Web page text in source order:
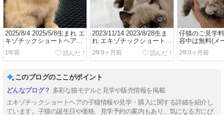
2025/8/4 2025/5/8生まれ エ
キゾチックショートヘアー
レッド 男の子 現在の価
格。飼い主様募集中です
1年前
2023/11/14 2023/8/28生ま
れ エキゾチックショートヘ
アー トーティーポイント
女の子２頭 現在の価格。飼
い主様募集中です。
2年9ヶ月前
仔猫のご見学
容中は無料(メ
必須)
2年9ヶ月前
このブログのここがポイント
多彩な猫モデルと見学や販売情報を掲載
エキゾチックショートヘアの子猫情報や見学・購入に関する詳細を紹介し
ています。子猫の誕生日や価格、見学予約の案内もあり、気になる方にぴ